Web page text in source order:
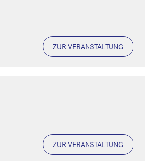
ZUR VERANSTALTUNG
ZUR VERANSTALTUNG